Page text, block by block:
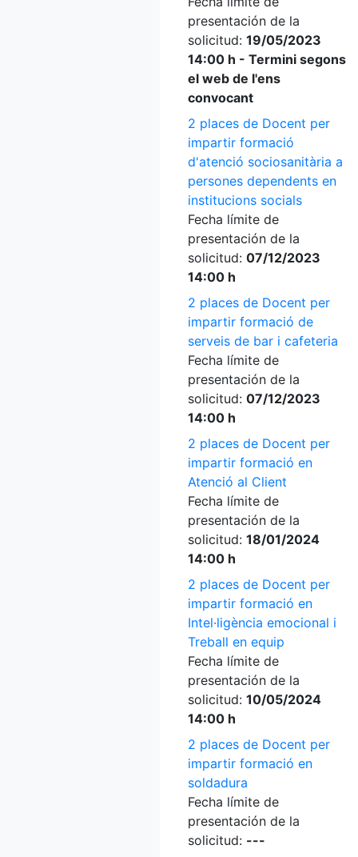
presentación de la
solicitud: 19/05/2023
14:00 h - Termini segons
el web de l'ens
convocant
2 places de Docent per
impartir formació
d'atenció sociosanitària a
persones dependents en
institucions socials
Fecha límite de
presentación de la
solicitud: 07/12/2023
14:00 h
2 places de Docent per
impartir formació de
serveis de bar i cafeteria
Fecha límite de
presentación de la
solicitud: 07/12/2023
14:00 h
2 places de Docent per
impartir formació en
Atenció al Client
Fecha límite de
presentación de la
solicitud: 18/01/2024
14:00 h
2 places de Docent per
impartir formació en
Intel·ligència emocional i
Treball en equip
Fecha límite de
presentación de la
solicitud: 10/05/2024
14:00 h
2 places de Docent per
impartir formació en
soldadura
Fecha límite de
presentación de la
solicitud: ---